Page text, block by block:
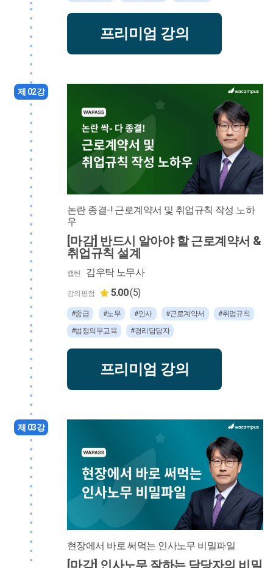
프리미엄 강의
제 02강
논란 종결-! 근로계약서 및 취업규칙 작성 노하
우
[마감] 반드시 알아야 할 근로계약서 &
취업규칙 설계
캡틴 김우탁 노무사
강의평점 5.00(5)
#중급 #노무 #인사 #근로계약서
#취업규칙
#법정의무교육
#경리담당자
프리미엄 강의
제 03강
현장에서 바로 써먹는 인사노무 비밀파일
[마감] 인사노무 잘하는 담당자의 비밀